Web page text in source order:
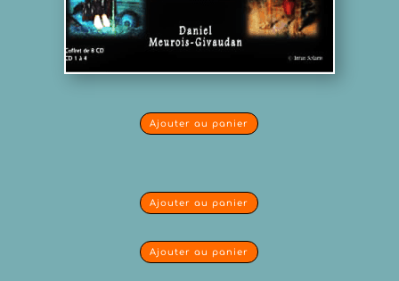
Ajouter au panier
Ajouter au panier
Ajouter au panier